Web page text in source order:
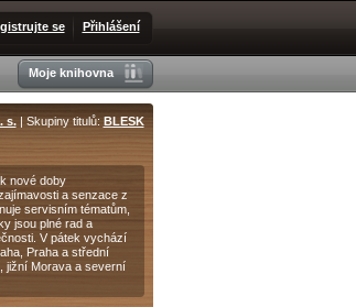
se Přihlášení
Moje knihovna
s.| Skupiny titulů: BLESK
nové doby
a senzace z
servisním tématům,
jsou plné rad a
V pátek vychází
Praha a střední
jižní Morava a severní